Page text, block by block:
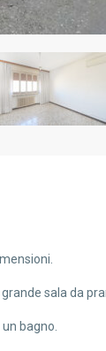
sala da
bagno.